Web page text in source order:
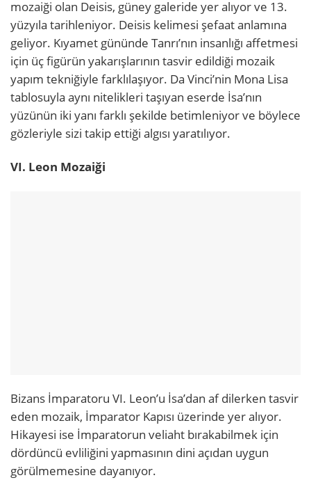
mozaiği olan Deisis, güney galeride yer alıyor ve 13.
yüzyıla tarihleniyor. Deisis kelimesi şefaat anlamına
geliyor. Kıyamet gününde Tanrı’nın insanlığı affetmesi
için üç figürün yakarışlarının tasvir edildiği mozaik
yapım tekniğiyle farklılaşıyor. Da Vinci’nin Mona Lisa
tablosuyla aynı nitelikleri taşıyan eserde İsa’nın
yüzünün iki yanı farklı şekilde betimleniyor ve böylece
gözleriyle sizi takip ettiği algısı yaratılıyor.
VI. Leon Mozaiği
Bizans İmparatoru VI. Leon’u İsa’dan af dilerken tasvir
eden mozaik, İmparator Kapısı üzerinde yer alıyor.
Hikayesi ise İmparatorun veliaht bırakabilmek için
dördüncü evliliğini yapmasının dini açıdan uygun
görülmemesine dayanıyor.